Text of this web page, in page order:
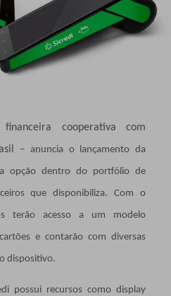
financeira cooperativa com
– anuncia o lançamento da
opção dentro do portfólio de
que disponibiliza. Com o
terão acesso a um modelo
e contarão com diversas
dispositivo.
possui recursos como display